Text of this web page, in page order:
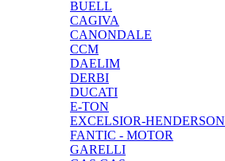
BUELL
CAGIVA
CANONDALE
CCM
DAELIM
DERBI
DUCATI
E-TON
EXCELSIOR-HENDERSON
FANTIC - MOTOR
GARELLI